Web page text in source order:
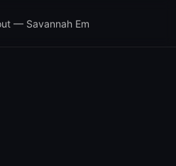
— Savannah Em